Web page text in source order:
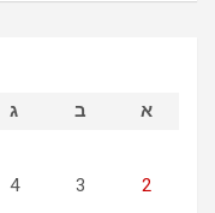
א
ב ג
2
3
4